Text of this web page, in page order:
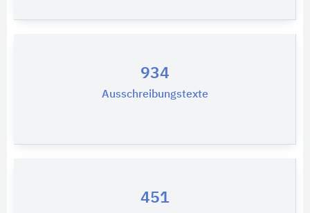
934
Ausschreibungstexte
451